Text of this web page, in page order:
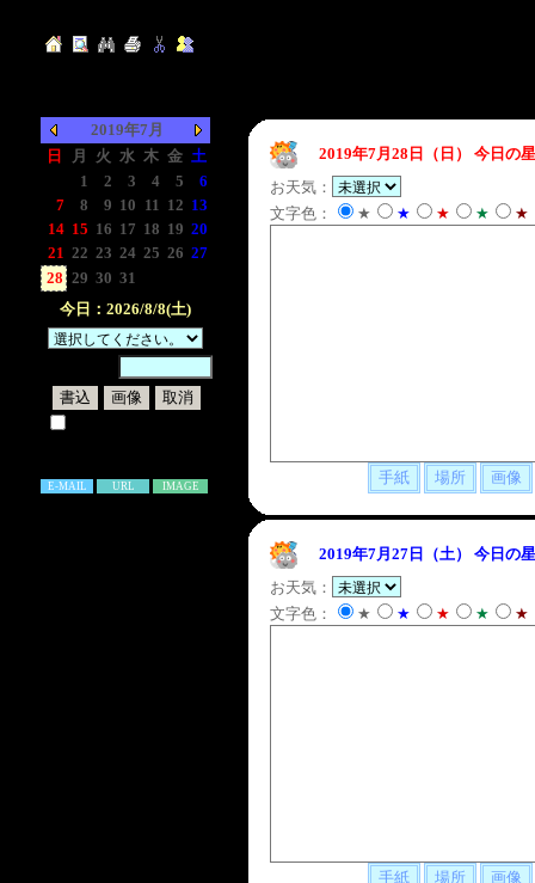
2019年7月
日
月 火 水 木 金 土
1 2 3 4 5
6
7
8 9 10 11 12 13
14 15 16 17 18 19 20
21 22 23 24 25 26 27
28 29 30 31
今日：2026/8/8(土)
E-MAIL URL IMAGE
2019年7月28日（日）
今日の
お天気：
文字色：
★ ★ ★ ★ ★
2019年7月27日（土）
今日の
お天気：
文字色：
★ ★ ★ ★ ★